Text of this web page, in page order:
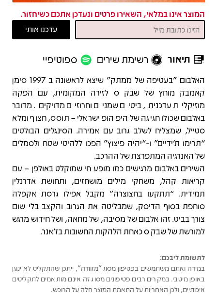
המוצר אינו במלאי, השאירו פרטים ונעדכן אתכם כשיחזור.
תיאור רשימת שירים ספוטיפיי
תיאור
האלבום "בעטיפה של ממתק" שיצא לראשונה ב 1997 סימן
קאמבק מוחץ של שבק ס לזירה המקומית, עם הפקה
מוזיקלית עדכנית, ביטים שמנים וחרוזים מדויקים. מדובר
באלבום שכולו חגיגה של היפ הופ ישראלי – תוסס, חצוף ומלא
סטייל, שמצליח לשלב גרוב עם אמירה. הסינגלים הבולטים
“תרימו ת’ידיים” ו-“יהיה פיצוץ” הפכו ללהיטי שטח ולסמלים
של האנרגיה המתפרצת של ההרכב.
השירים באלבום מרגישים כמו מופע חי שמוקלט באולפן – עם
קריאות קהל, משחקי מילים מושחזים, ותחושת אדרנלין
תמידית. “תתקעו בחצוצרה” מקבל אפילו גרסת אקפלה
סוחפת בסוף הדיסק, שמבליטה את הגרוב והקצב בלי שום
צורך בביט. זהו אלבום של מסיבה, של מחאה, ושל חידוש מרגש
למורשת של שבק ס כאחת הלהקות החשובות בז’אנר.
לתשומת ליבכם:
במידה ואתם משתמשים בפטיפון מסוג "מזוודה", ייתכן שהתקליט לא ינוגן
באופן מיטבי. במקרים רבים פטיפונים מסוג זה אינם מותאמים לתקליטים
איכותיים, ולכן האחריות על התאמת המוצר חלה על הרוכש.